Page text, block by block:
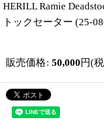
HERILL Ramie
トックセーター (25-
販売価格: 50,000 円(